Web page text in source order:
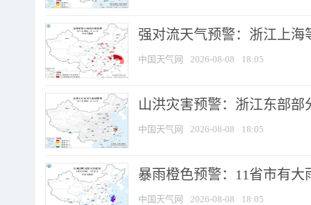
强对流天气预警：浙江上海
中国天气网 2026-08-08 18:05
山洪灾害预警：浙江东部
中国天气网 2026-08-08 18:05
暴雨橙色预警：11省市有
中国天气网 2026-08-08 18:05